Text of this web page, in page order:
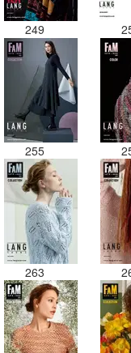
249
255
263